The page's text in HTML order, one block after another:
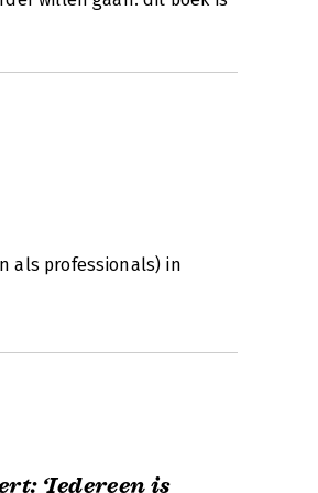
als professionals) in
‘Iedereen is